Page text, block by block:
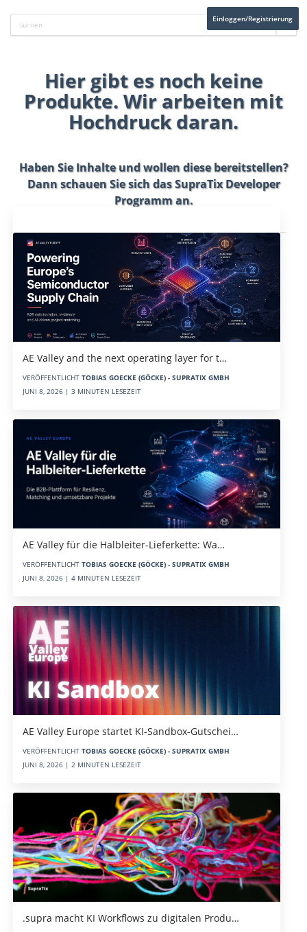
Einloggen/Registrierung
Hier gibt es noch keine
Produkte. Wir arbeiten mit
Hochdruck daran.
Haben Sie Inhalte und wollen diese bereitstellen?
Dann schauen Sie sich dasSupraTix Developer
Programman.
AE Valley and the next operating layer for t…
VERÖFFENTLICHT TOBIAS GOECKE (GÖCKE) - SUPRATIX GMBH
JUNI 8, 2026 | 3 MINUTEN LESEZEIT
AE Valley für die Halbleiter-Lieferkette: Wa…
VERÖFFENTLICHT TOBIAS GOECKE (GÖCKE) - SUPRATIX GMBH
JUNI 8, 2026 | 4 MINUTEN LESEZEIT
AE Valley Europe startet KI-Sandbox-Gutschei…
VERÖFFENTLICHT TOBIAS GOECKE (GÖCKE) - SUPRATIX GMBH
JUNI 8, 2026 | 2 MINUTEN LESEZEIT
.supra macht KI Workflows zu digitalen Produ…